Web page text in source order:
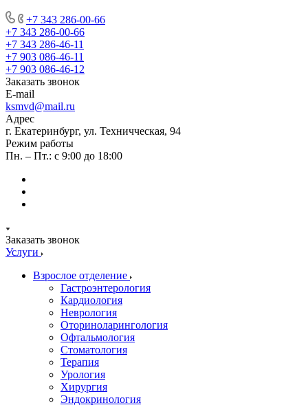
+7 343 286-00-66
+7 343 286-00-66
+7 343 286-46-11
+7 903 086-46-11
+7 903 086-46-12
Заказать звонок
E-mail
ksmvd@mail.ru
Адрес
г. Екатеринбург, ул. Техничческая, 94
Режим работы
Пн. – Пт.: с 9:00 до 18:00
Заказать звонок
Услуги
Взрослое отделение
Гастроэнтерология
Кардиология
Неврология
Оториноларингология
Офтальмология
Стоматология
Терапия
Урология
Хирургия
Эндокринология